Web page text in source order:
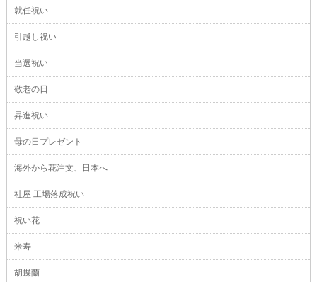
就任祝い
引越し祝い
当選祝い
敬老の日
昇進祝い
母の日プレゼント
海外から花注文、日本へ
社屋 工場落成祝い
祝い花
米寿
胡蝶蘭